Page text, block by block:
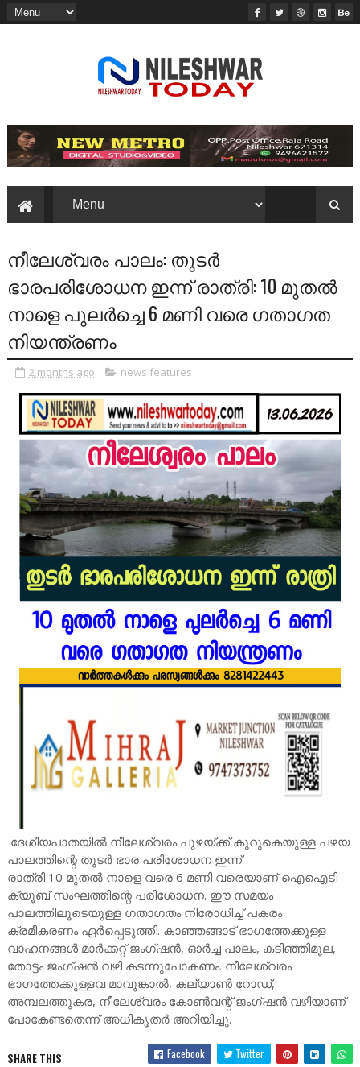
നീലേശ്വരം പാലം: തുടർ
ഭാരപരിശോധന ഇന്ന് രാത്രി: 10 മുതൽ
നാളെ പുലർച്ചെ 6 മണി വരെ ഗതാഗത
നിയന്ത്രണം
2 months ago news features
ദേശീയപാതയിൽ നീലേശ്വരം പുഴയ്ക്ക് കുറുകെയുള്ള പഴയ
പാലത്തിന്റെ തുടർ ഭാര പരിശോധന ഇന്ന്.
രാത്രി 10 മുതൽ നാളെ വരെ 6 മണി വരെയാണ് ഐഐടി
ക്യൂബ് സംഘത്തിന്റെ പരിശോധന. ഈ സമയം
പാലത്തിലൂടെയുള്ള ഗതാഗതം നിരോധിച്ച് പകരം
ക്രമീകരണം ഏർപ്പെടുത്തി. കാഞ്ഞങ്ങാട് ഭാഗത്തേക്കുള്ള
വാഹനങ്ങൾ മാർക്കറ്റ് ജംഗ്ഷൻ, ഓർച്ച പാലം, കടിഞ്ഞിമൂല,
തോട്ടം ജംഗ്ഷൻ വഴി കടന്നുപോകണം. നീലേശ്വരം
ഭാഗത്തേക്കുള്ളവ മാവുങ്കാൽ, കല്യാൺ റോഡ്,
അമ്പലത്തുകര, നീലേശ്വരം കോൺവന്റ് ജംഗ്ഷൻ വഴിയാണ്
പോകേണ്ടതെന്ന് അധികൃതർ അറിയിച്ചു.
SHARE THIS Facebook Twitter